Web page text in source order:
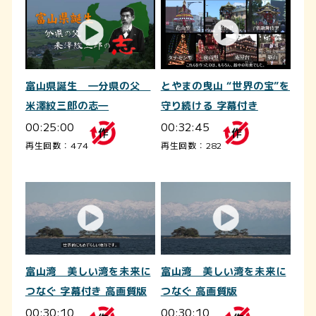
富山県誕生 ―分県の父
米澤紋三郎の志―
00:25:00
再生回数：474
とやまの曳山 “世界の宝”を
守り続ける 字幕付き
00:32:45
再生回数：282
富山湾 美しい湾を未来に
つなぐ 字幕付き 高画質版
00:30:10
富山湾 美しい湾を未来に
つなぐ 高画質版
00:30:10